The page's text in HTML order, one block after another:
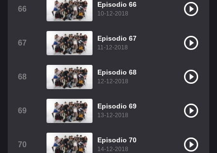
66
Episodio 66
10-12-2018
67
Episodio 67
11-12-2018
68
Episodio 68
12-12-2018
69
Episodio 69
13-12-2018
70
Episodio 70
14-12-2018